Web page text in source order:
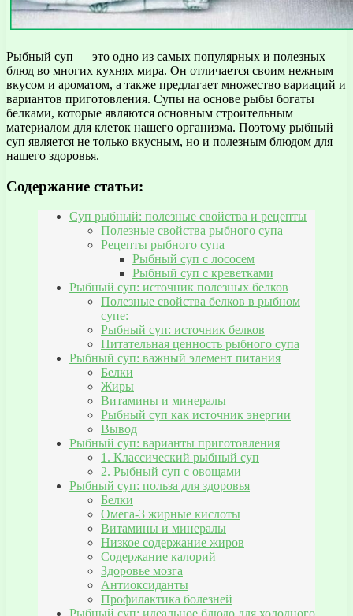
Рыбный суп — это одно из самых популярных и полезных
блюд во многих кухнях мира. Он отличается своим нежным
вкусом и ароматом, а также предлагает множество вариаций и
вариантов приготовления. Супы на основе рыбы богаты
белками, которые являются основным строительным
материалом для клеток нашего организма. Поэтому рыбный
суп является не только вкусным, но и полезным блюдом для
нашего здоровья.
Содержание статьи:
Суп рыбный: полезные свойства и рецепты
Полезные свойства рыбного супа
Рецепты рыбного супа
Рыбный суп с лососем
Рыбный суп с креветками
Рыбный суп: источник полезных белков
Полезные свойства белков в рыбном
супе:
Рыбный суп: источник белков
Питательная ценность рыбного супа
Рыбный суп: важный элемент питания
Белки
Жиры
Витамины и минералы
Рыбный суп как источник энергии
Вывод
Рыбный суп: варианты приготовления
1. Классический рыбный суп
2. Рыбный суп с овощами
Рыбный суп: польза для здоровья
Белки
Омега-3 жирные кислоты
Витамины и минералы
Низкое содержание жиров
Содержание калорий
Здоровье мозга
Антиоксиданты
Профилактика болезней